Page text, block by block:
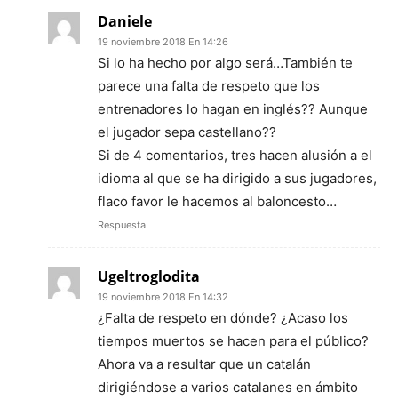
Daniele
19 noviembre 2018 En 14:26
Si lo ha hecho por algo será…También te
parece una falta de respeto que los
entrenadores lo hagan en inglés?? Aunque
el jugador sepa castellano??
Si de 4 comentarios, tres hacen alusión a el
idioma al que se ha dirigido a sus jugadores,
flaco favor le hacemos al baloncesto…
Respuesta
Ugeltroglodita
19 noviembre 2018 En 14:32
¿Falta de respeto en dónde? ¿Acaso los
tiempos muertos se hacen para el público?
Ahora va a resultar que un catalán
dirigiéndose a varios catalanes en ámbito